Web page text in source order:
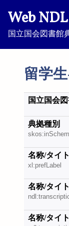
Web
国立国会図書館
留学
国立国会
典拠種別
名称/タイ
xl:prefLabel
名称/タイ
名称/タイ